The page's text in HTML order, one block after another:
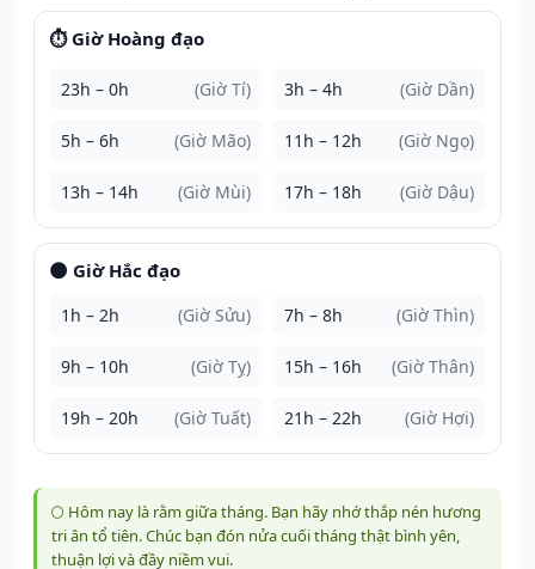
⏱️ Giờ Hoàng đạo
23h – 0h (Giờ Tí) 3h – 4h (Giờ Dần)
5h – 6h (Giờ Mão) 11h – 12h (Giờ Ngọ)
13h – 14h (Giờ Mùi) 17h – 18h (Giờ Dậu)
🌑 Giờ Hắc đạo
1h – 2h (Giờ Sửu) 7h – 8h (Giờ Thìn)
9h – 10h (Giờ Tỵ) 15h – 16h (Giờ Thân)
19h – 20h (Giờ Tuất) 21h – 22h (Giờ Hợi)
🌕 Hôm nay là rằm giữa tháng. Bạn hãy nhớ thắp nén hương
tri ân tổ tiên. Chúc bạn đón nửa cuối tháng thật bình yên,
thuận lợi và đầy niềm vui.